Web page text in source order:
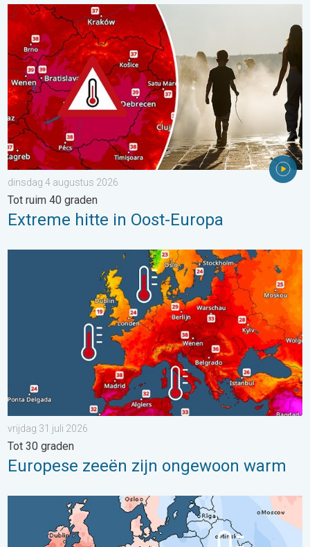
Extreme hitte in Oost-Europa. Tot ruim 40 graden. . . dinsdag
dinsdag 4 augustus 2026
Tot ruim 40 graden
Extreme hitte in Oost-Europa
Europese zeeën zijn ongewoon warm. Tot 30 graden. . .
vrijdag 31 juli 2026
Tot 30 graden
Europese zeeën zijn ongewoon warm
Grote weersverschillen in juli. Tweedeling Europa. . .